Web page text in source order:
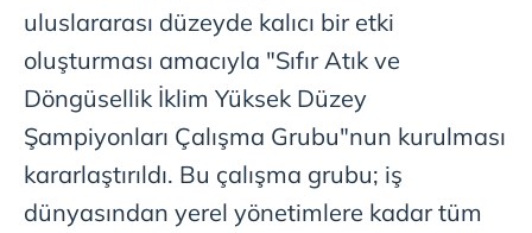
uluslararası düzeyde kalıcı bir etki
oluşturması amacıyla "Sıfır Atık ve
Döngüsellik İklim Yüksek Düzey
Şampiyonları Çalışma Grubu"nun kurulması
kararlaştırıldı. Bu çalışma grubu; iş
dünyasından yerel yönetimlere kadar tüm